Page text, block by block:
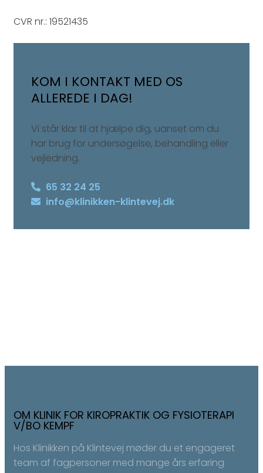
CVR nr.: 19521435
KOM I KONTAKT MED OS
ALLEREDE I DAG!
Vi står klar til at hjælpe dig, uanset om du
har brug for undersøgelse, behandling eller
vejledning.
65 32 24 25
info@klinikken-klintevej.dk
OM KLINIK FOR KIROPRAKTIK OG FYSIOTERAPI
V/BO KEMPF
Hos Klinikken på Klintevej møder du et engageret
team af fagpersoner med mange års erfaring